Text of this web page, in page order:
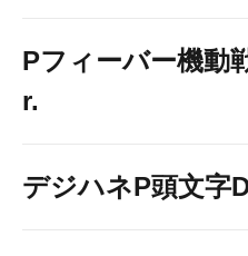
Pフィーバー機動
r.
デジハネP頭文字